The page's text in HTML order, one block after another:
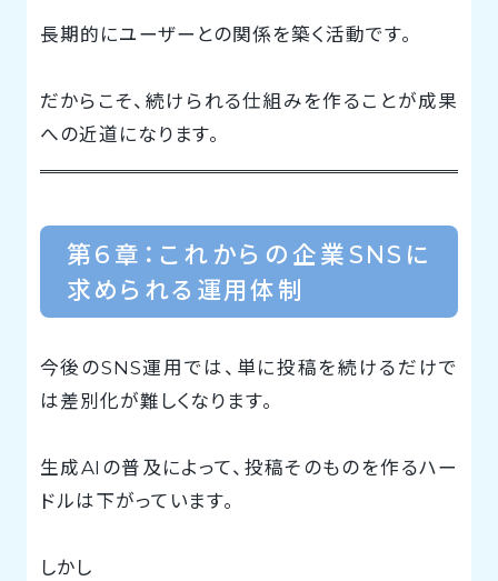
長期的にユーザーとの関係を築く活動です。
だからこそ、続けられる仕組みを作ることが成果
への近道になります。
第6章：これからの企業SNSに
求められる運用体制
今後のSNS運用では、単に投稿を続けるだけで
は差別化が難しくなります。
生成AIの普及によって、投稿そのものを作るハー
ドルは下がっています。
しかし